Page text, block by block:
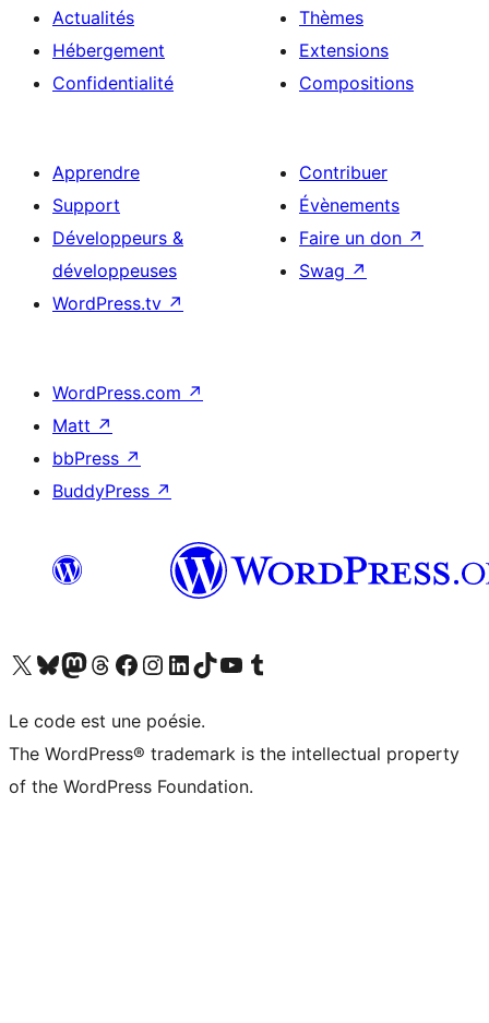
Actualités
Hébergement
Confidentialité
Thèmes
Extensions
Compositions
Apprendre
Support
Développeurs &
développeuses
WordPress.tv ↗
Contribuer
Évènements
Faire un don ↗
Swag ↗
WordPress.com ↗
Matt ↗
bbPress ↗
BuddyPress ↗
Visitez notre compte X (précédemment Twitter)
Visiter notre compte Bluesky
Visiter notre compte Mastodon
Visiter notre compte Threads
Consulter notre compte Facebook
Consulter notre compte Instagram
Consulter notre compte LinkedIn
Visiter notre compte TokTok
Visiter notre chaîne YouTube
Visiter notre compte Tumblr
Le code est une poésie.
The WordPress® trademark is the intellectual property
of the WordPress Foundation.